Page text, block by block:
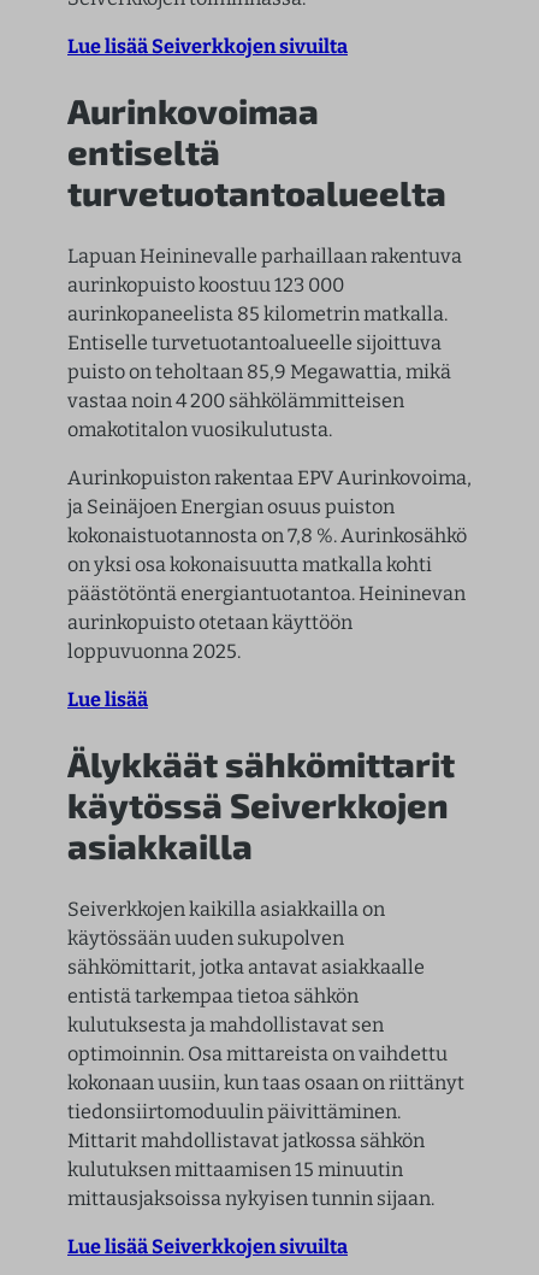
Lue lisää Seiverkkojen sivuilta
Aurinkovoimaa
entiseltä
turvetuotantoalueelta
Lapuan Heininevalle parhaillaan rakentuva
aurinkopuisto koostuu 123 000
aurinkopaneelista 85 kilometrin matkalla.
Entiselle turvetuotantoalueelle sijoittuva
puisto on teholtaan 85,9 Megawattia, mikä
vastaa noin 4 200 sähkölämmitteisen
omakotitalon vuosikulutusta.
Aurinkopuiston rakentaa EPV Aurinkovoima,
ja Seinäjoen Energian osuus puiston
kokonaistuotannosta on 7,8 %. Aurinkosähkö
on yksi osa kokonaisuutta matkalla kohti
päästötöntä energiantuotantoa. Heininevan
aurinkopuisto otetaan käyttöön
loppuvuonna 2025.
Lue lisää
Älykkäät sähkömittarit
käytössä Seiverkkojen
asiakkailla
Seiverkkojen kaikilla asiakkailla on
käytössään uuden sukupolven
sähkömittarit, jotka antavat asiakkaalle
entistä tarkempaa tietoa sähkön
kulutuksesta ja mahdollistavat sen
optimoinnin. Osa mittareista on vaihdettu
kokonaan uusiin, kun taas osaan on riittänyt
tiedonsiirtomoduulin päivittäminen.
Mittarit mahdollistavat jatkossa sähkön
kulutuksen mittaamisen 15 minuutin
mittausjaksoissa nykyisen tunnin sijaan.
Lue lisää Seiverkkojen sivuilta